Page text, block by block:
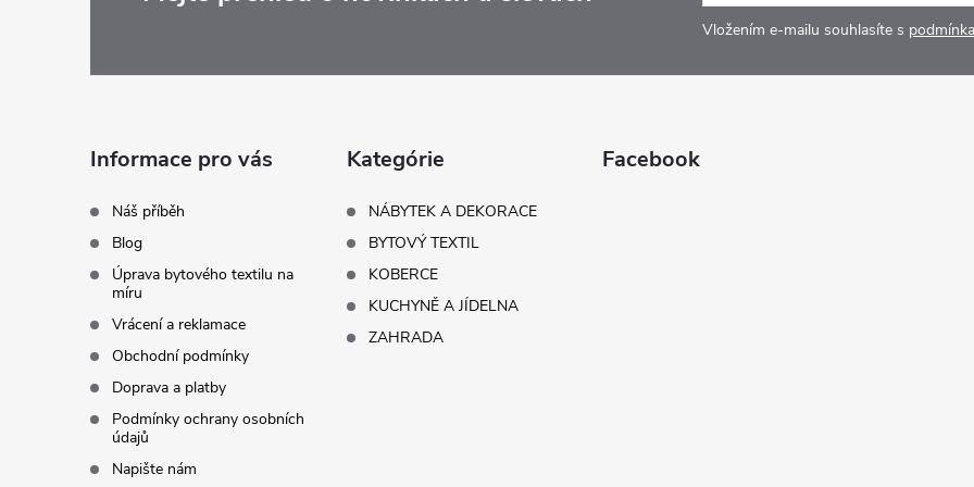
Vložením e-mailu souhlasíte s
Informace pro vás
Náš příběh
Blog
Úprava bytového textilu na
míru
Vrácení a reklamace
Obchodní podmínky
Doprava a platby
Podmínky ochrany osobních
údajů
Napište nám
Kategórie
NÁBYTEK A DEKORACE
BYTOVÝ TEXTIL
KOBERCE
KUCHYNĚ A JÍDELNA
ZAHRADA
Facebook